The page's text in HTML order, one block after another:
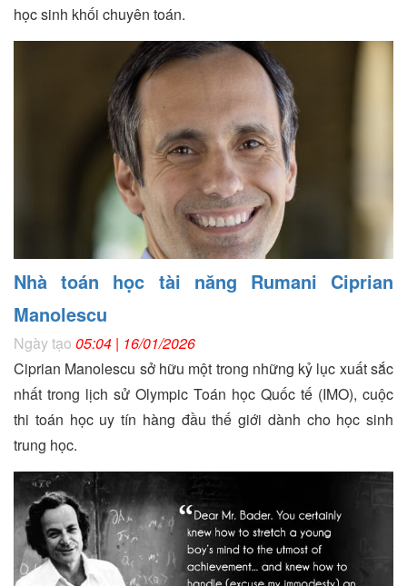
học sinh khối chuyên toán.
Nhà toán học tài năng Rumani Ciprian
Manolescu
Ngày tạo 05:04 | 16/01/2026
Ciprian Manolescu sở hữu một trong những kỷ lục xuất sắc
nhất trong lịch sử Olympic Toán học Quốc tế (IMO), cuộc
thi toán học uy tín hàng đầu thế giới dành cho học sinh
trung học.